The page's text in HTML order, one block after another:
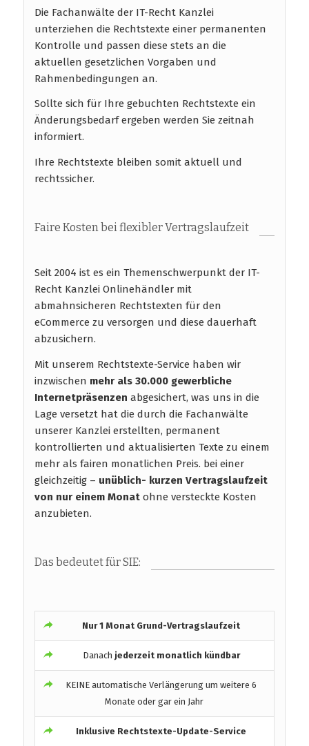
Die Fachanwälte der IT-Recht Kanzlei
unterziehen die Rechtstexte einer permanenten
Kontrolle und passen diese stets an die
aktuellen gesetzlichen Vorgaben und
Rahmenbedingungen an.
Sollte sich für Ihre gebuchten Rechtstexte ein
Änderungsbedarf ergeben werden Sie zeitnah
informiert.
Ihre Rechtstexte bleiben somit aktuell und
rechtssicher.
Faire Kosten bei flexibler Vertragslaufzeit
Seit 2004 ist es ein Themenschwerpunkt der IT-
Recht Kanzlei Onlinehändler mit
abmahnsicheren Rechtstexten für den
eCommerce zu versorgen und diese dauerhaft
abzusichern.
Mit unserem Rechtstexte-Service haben wir
inzwischen mehr als 30.000 gewerbliche
Internetpräsenzen abgesichert, was uns in die
Lage versetzt hat die durch die Fachanwälte
unserer Kanzlei erstellten, permanent
kontrollierten und aktualisierten Texte zu einem
mehr als fairen monatlichen Preis. bei einer
gleichzeitig – unüblich- kurzen Vertragslaufzeit
von nur einem Monat ohne versteckte Kosten
anzubieten.
Das bedeutet für SIE:
Nur 1 Monat Grund-Vertragslaufzeit
Danach jederzeit monatlich kündbar
KEINE automatische Verlängerung um weitere 6
Monate oder gar ein Jahr
Inklusive Rechtstexte-Update-Service